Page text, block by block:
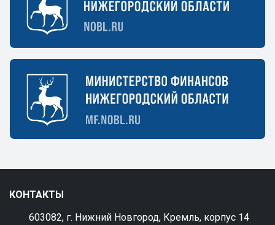
КОНТАКТЫ
603082, г. Нижний Новгород, Кремль, корпус 14